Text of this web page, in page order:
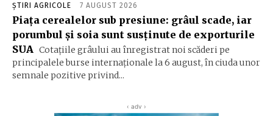
ȘTIRI AGRICOLE 7 AUGUST 2026
Piața cerealelor sub presiune: grâul scade, iar
porumbul și soia sunt susținute de exporturile
SUA Cotațiile grâului au înregistrat noi scăderi pe
principalele burse internaționale la 6 august, în ciuda unor
semnale pozitive privind...
‹ adv ›